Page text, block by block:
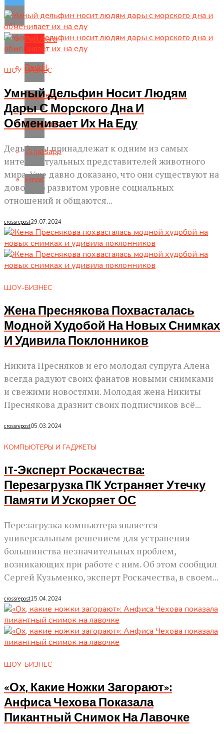
Flipboard
Reddit
Pinterest
Whatsapp
Whatsapp
Email
ШОУ-БИЗНЕС
Умный Дельфин Носит Людям
Дары С Морского Дна И
Обменивает Их На Еду
Дельфины принадлежат к одним из самых
интеллектуальных представителей животного
мира. Уже давно доказано, что они существуют на
довольно развитом уровне социальных
отношений и общаются...
crossrepost29.07.2024
ШОУ-БИЗНЕС
Жена Преснякова Похвасталась
Модной Худобой На Новых Снимках
И Удивила Поклонников
Никита Пресняков и его молодая супруга Алена
всегда радуют своих фанатов новыми снимками
и свежими новостями. Молодая жена Никиты
Преснякова дразнит своих подписчиков всё...
crossrepost05.03.2024
КОМПЬЮТЕРЫ И ГАДЖЕТЫ
IT-Эксперт Роскачества:
Перезагрузка ПК Устраняет Утечку
Памяти И Ускоряет ОС
Перезагрузка компьютера является
универсальным решением для устранения
большинства незначительных проблем,
возникающих при работе с ним. Об этом сообщил
Сергей Кузьменко, эксперт Роскачества, в своем...
crossrepost15.04.2024
ШОУ-БИЗНЕС
«Ох, Какие Ножки Загорают»:
Анфиса Чехова Показала
Пикантный Снимок На Лавочке